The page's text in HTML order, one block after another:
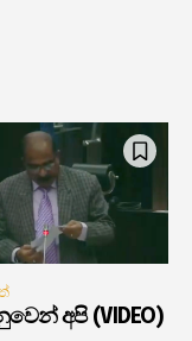
අපි (VIDEO)